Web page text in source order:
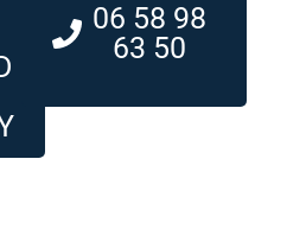
06 58 98
63 50